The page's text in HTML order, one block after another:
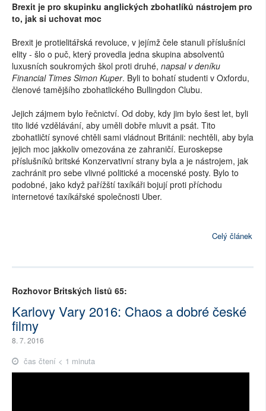
Brexit je pro skupinku anglických zbohatlíků nástrojem pro
to, jak si uchovat moc
Brexit je protielitářská revoluce, v jejímž čele stanuli příslušníci
elity - šlo o puč, který provedla jedna skupina absolventů
luxusních soukromých škol proti druhé, napsal v deníku
Financial Times Simon Kuper. Byli to bohatí studenti v Oxfordu,
členové tamějšího zbohatlického Bullingdon Clubu.
Jejich zájmem bylo řečnictví. Od doby, kdy jim bylo šest let, byli
tito lidé vzdělávání, aby uměli dobře mluvit a psát. Tito
zbohatličtí synové chtěli sami vládnout Británii: nechtěli, aby byla
jejich moc jakkoliv omezována ze zahraničí. Euroskepse
příslušníků britské Konzervativní strany byla a je nástrojem, jak
zachránit pro sebe vlivné politické a mocenské posty. Bylo to
podobné, jako když pařížští taxíkáři bojují proti příchodu
internetové taxíkářské společnosti Uber.
Celý článek
Rozhovor Britských listů 65:
Karlovy Vary 2016: Chaos a dobré české
filmy
8. 7. 2016
čas čtení < 1 minuta